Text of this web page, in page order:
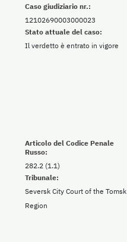
Caso giudiziario nr.:
12102690003000023
Stato attuale del caso:
Il verdetto è entrato in vigore
Articolo del Codice Penale
Russo:
282.2 (1.1)
Tribunale:
Seversk City Court of the Tomsk
Region